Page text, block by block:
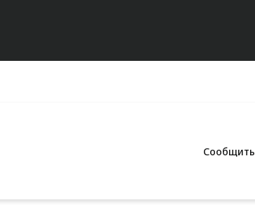
Сообщить